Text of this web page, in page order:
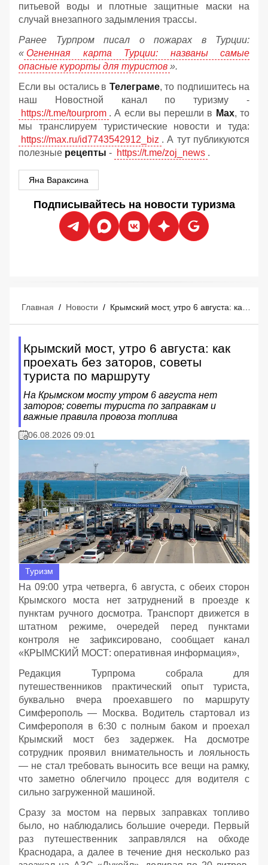
питьевой воды и плотные защитные маски на
случай внезапного задымления трассы.
Ранее Турпром писал о пожарах в Турции:
« Огненная карта Турции: названы самые
опасные курорты для туристов ».
Если вы остались в Телеграме, то подпишитесь на
наш Новостной канал по туризму -
https://t.me/tourprom . А если вы перешли в Мах, то
мы транслируем туристические новости и туда:
https://max.ru/id7743542912_biz . А тут публикуются
полезные рецепты - https://t.me/zoj_news .
Яна Вараксина
Подписывайтесь на новости туризма
Главная / Новости /
Крымский мост, утро 6 августа: как
проехать без заторов, советы
туриста по маршруту
На Крымском мосту утром 6 августа нет
заторов; советы туриста по заправкам и
важные правила провоза топлива
06.08.2026 09:01
Туризм
На 09:00 утра четверга, 6 августа, с обеих сторон
Крымского моста нет затруднений в проезде к
пунктам ручного досмотра. Транспорт движется в
штатном режиме, очередей перед пунктами
контроля не зафиксировано, сообщает канал
«КРЫМСКИЙ МОСТ: оперативная информация»,
Редакция Турпрома собрала для
путешественников практический опыт туриста,
буквально вчера проехавшего по маршруту
Симферополь — Москва. Водитель стартовал из
Симферополя в 6:30 с полным баком и проехал
Крымский мост без задержек. На досмотре
сотрудник проявил внимательность и лояльность
— не стал требовать выносить все вещи на рамку,
что заметно облегчило процесс для водителя с
сильно загруженной машиной.
Сразу за мостом на первых заправках топливо
было, но наблюдались большие очереди. Первый
раз путешественник заправлялся на обходе
Краснодара, а далее в течение дня несколько раз